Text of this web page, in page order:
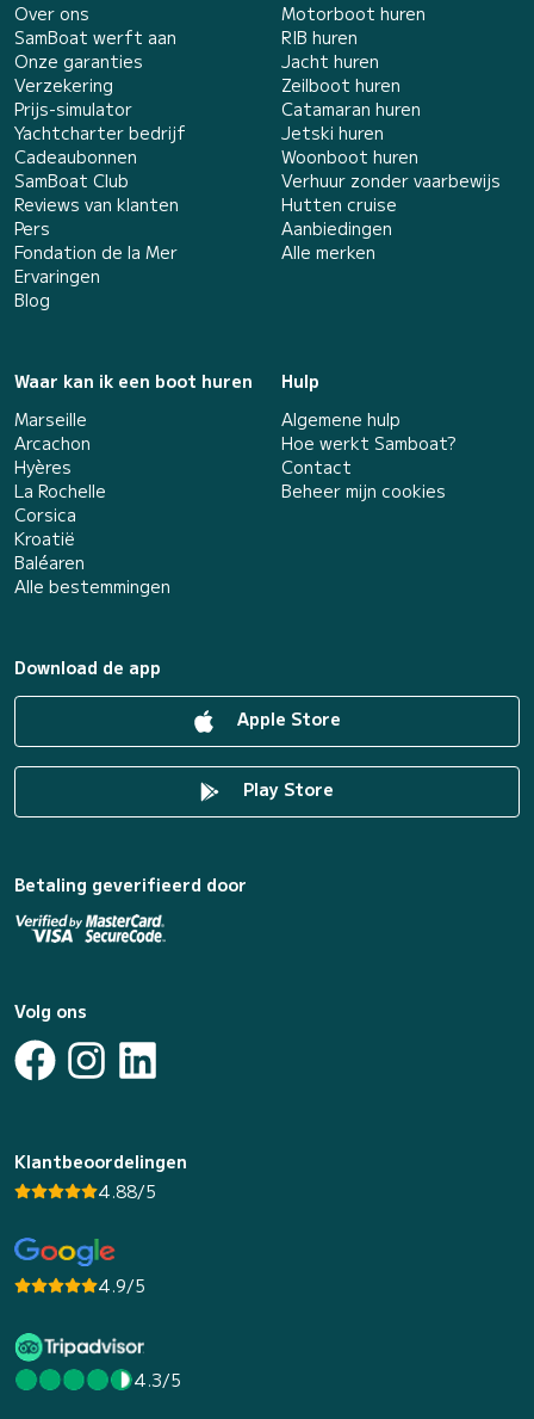
Over ons
SamBoat werft aan
Onze garanties
Verzekering
Prijs-simulator
Yachtcharter bedrijf
Cadeaubonnen
SamBoat Club
Reviews van klanten
Pers
Fondation de la Mer
Ervaringen
Blog
Motorboot huren
RIB huren
Jacht huren
Zeilboot huren
Catamaran huren
Jetski huren
Woonboot huren
Verhuur zonder vaarbewijs
Hutten cruise
Aanbiedingen
Alle merken
Waar kan ik een boot huren
Marseille
Arcachon
Hyères
La Rochelle
Corsica
Kroatië
Baléaren
Alle bestemmingen
Hulp
Algemene hulp
Hoe werkt Samboat?
Contact
Beheer mijn cookies
Download de app
Apple Store
Play Store
Betaling geverifieerd door
Volg ons
Klantbeoordelingen
4.88/5
4.9/5
4.3/5